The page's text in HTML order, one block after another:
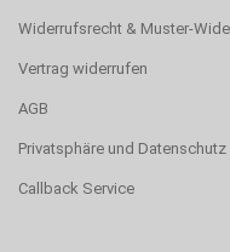
Widerrufsrecht & Muster-
Vertrag widerrufen
AGB
Privatsphäre und Datenschutz
Callback Service